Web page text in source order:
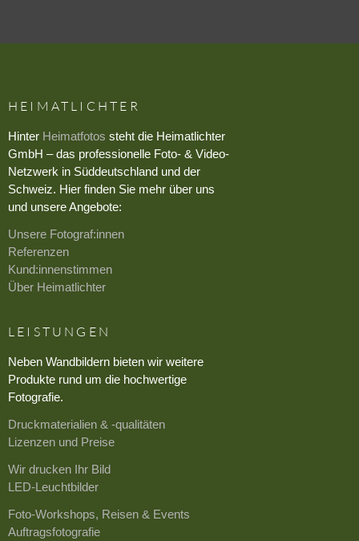
HEIMATLICHTER
Hinter Heimatfotos steht die Heimatlichter
GmbH – das professionelle Foto- & Video-
Netzwerk in Süddeutschland und der
Schweiz. Hier finden Sie mehr über uns
und unsere Angebote:
Unsere Fotograf:innen
Referenzen
Kund:innenstimmen
Über Heimatlichter
LEISTUNGEN
Neben Wandbildern bieten wir weitere
Produkte rund um die hochwertige
Fotografie.
Druckmaterialien & -qualitäten
Lizenzen und Preise
Wir drucken Ihr Bild
LED-Leuchtbilder
Foto-Workshops, Reisen & Events
Auftragsfotografie